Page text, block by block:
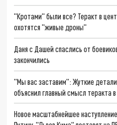
"Кротами" были все? Теракт в
охотятся "живые дроны"
Даня с Дашей спаслись от
закончились
"Мы вас заставим": Жуткие
объяснил главный смысл теракта
Новое масштабнейшее